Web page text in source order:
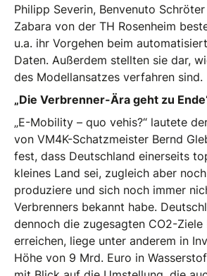
Philipp Severin, Benvenuto
Zabara von der TH Rosenheim
u.a. ihr Vorgehen beim
Daten. Außerdem stellten sie dar,
des Modellansatzes verfahren sind.
„Die Verbrenner-Ära geht zu
„E-Mobility – quo vehis?“ lautete
von VM4K-Schatzmeister Bernd
fest, dass Deutschland einerseits
kleines Land sei, zugleich aber
produziere und sich noch immer
Verbrenners bekannt habe.
dennoch die zugesagten CO2-
erreichen, liege unter anderem in
Höhe von 9 Mrd. Euro in